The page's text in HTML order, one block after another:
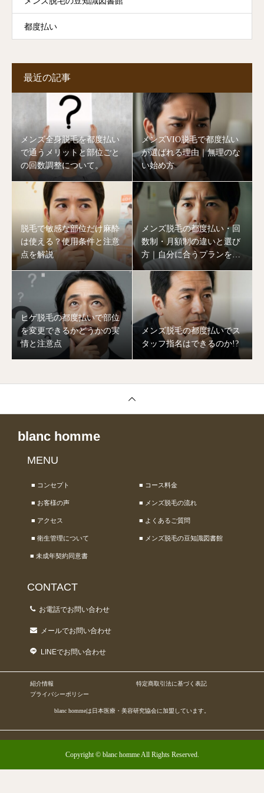
都度払い
最近の記事
メンズ全身脱毛を都度払い
で通うメリットと部位ごと
の回数調整について。
メンズVIO脱毛で都度払い
が選ばれる理由｜無理のな
い始め方
脱毛で敏感な部位だけ麻酔
は使える？使用条件と注意
点を解説
メンズ脱毛の都度払い・回
数制・月額制の違いと選び
方｜自分に合うプランを見
極めるポイント
ヒゲ脱毛の都度払いで部位
を変更できるかどうかの実
情と注意点
メンズ脱毛の都度払いでス
タッフ指名はできるのか!?
blanc homme
MENU
■ コンセプト ■ コース料金
■ お客様の声 ■ メンズ脱毛の流れ
■ アクセス ■ よくあるご質問
■ 衛生管理について ■ メンズ脱毛の豆知識図書館
■ 未成年契約同意書
CONTACT
お電話でお問い合わせ
メールでお問い合わせ
LINEでお問い合わせ
紹介情報
特定商取引法に基づく表記
プライバシーポリシー
blanc hommeは日本医療・美容研究協会に加盟しています。
Copyright © blanc homme All Rights Reserved.